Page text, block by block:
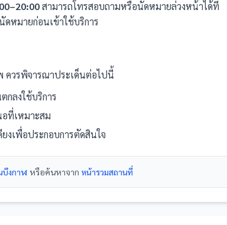
สามารถโทรสอบถามหรือนัดหมายล่วงหน้าได้ที่
หมายก่อนเข้าใช้บริการ
ควรพิจารณาประเด็นต่อไปนี้
กลงใช้บริการ
อที่เหมาะสม
ยงเพื่อประกอบการตัดสินใจ
บึงกาฬ หรือค้นหาจาก หน้ารวมสถานที่